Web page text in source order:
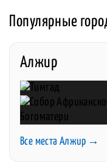
Популярные
Алжир
Все места Алжир →